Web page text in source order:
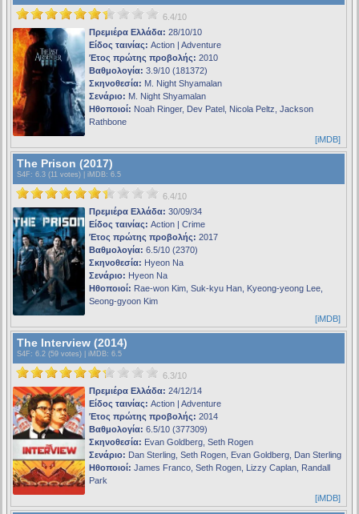
6.4/10
Πρεμιέρα Ελλάδα: 28/10/10
Είδος ταινίας: Action | Adventure
Έτος πρώτης προβολής: 2010
Βαθμολογία: 3.9/10 (181372)
Σκηνοθεσία: M. Night Shyamalan
Σενάριο: M. Night Shyamalan
Ηθοποιοί: Noah Ringer, Dev Patel, Nicola Peltz, Jackson
Rathbone
[iMDB]
The Prison (2017)
S4F : 6.3 (11 votes) | iMDB: 6.5
6.4/10
Πρεμιέρα Ελλάδα: 30/09/34
Είδος ταινίας: Action | Crime
Έτος πρώτης προβολής: 2017
Βαθμολογία: 6.5/10 (2370)
Σκηνοθεσία: Hyeon Na
Σενάριο: Hyeon Na
Ηθοποιοί: Rae-won Kim, Suk-kyu Han, Kyeong-yeong Lee,
Seong-gyoon Kim
[iMDB]
The Interview (2014)
S4F : 6.2 (59 votes) | iMDB: 6.5
6.3/10
Πρεμιέρα Ελλάδα: 24/12/14
Είδος ταινίας: Action | Adventure
Έτος πρώτης προβολής: 2014
Βαθμολογία: 6.5/10 (377309)
Σκηνοθεσία: Evan Goldberg, Seth Rogen
Σενάριο: Dan Sterling, Seth Rogen, Evan Goldberg, Dan Sterling
Ηθοποιοί: James Franco, Seth Rogen, Lizzy Caplan, Randall
Park
[iMDB]